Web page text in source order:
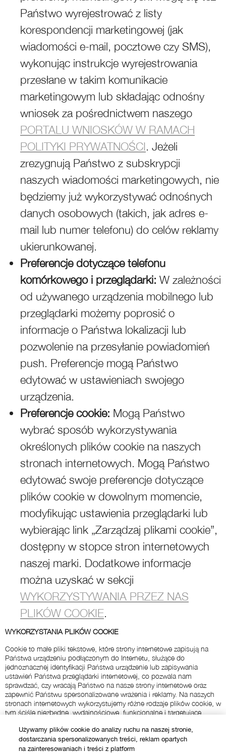
Używamy plików cookie do analizy ruchu na naszej stronie,
dostarczania spersonalizowanych treści, reklam opartych
na zainteresowaniach i treści z platform